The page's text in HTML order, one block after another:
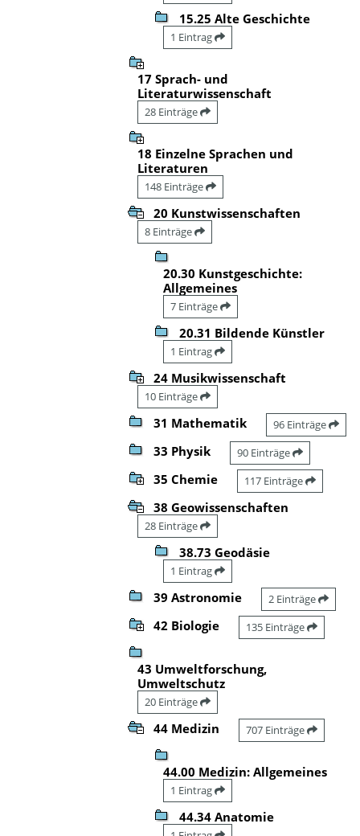
15.25 Alte Geschichte
1 Eintrag
17 Sprach- und
Literaturwissenschaft
28 Einträge
18 Einzelne Sprachen und
Literaturen
148 Einträge
20 Kunstwissenschaften
8 Einträge
20.30 Kunstgeschichte:
Allgemeines
7 Einträge
20.31 Bildende Künstler
1 Eintrag
24 Musikwissenschaft
10 Einträge
31 Mathematik 96 Einträge
33 Physik 90 Einträge
35 Chemie 117 Einträge
38 Geowissenschaften
28 Einträge
38.73 Geodäsie
1 Eintrag
39 Astronomie 2 Einträge
42 Biologie 135 Einträge
43 Umweltforschung,
Umweltschutz
20 Einträge
44 Medizin 707 Einträge
44.00 Medizin: Allgemeines
1 Eintrag
44.34 Anatomie